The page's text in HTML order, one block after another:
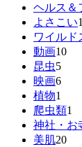
ヘルス＆
よさこい
ワイルド
動画10
昆虫5
映画6
植物1
爬虫類1
神社・お
美肌20